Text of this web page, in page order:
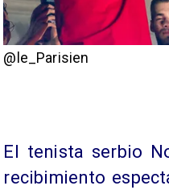
@le_Parisien
El tenista serbio
recibimiento